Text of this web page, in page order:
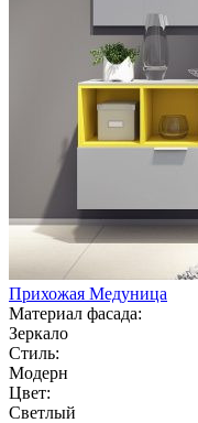
Прихожая Медуница
Материал фасада:
Зеркало
Стиль:
Модерн
Цвет:
Светлый